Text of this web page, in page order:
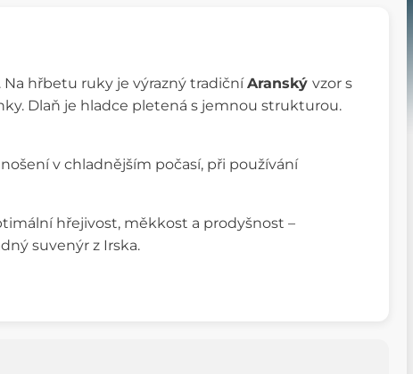
Na hřbetu ruky je výrazný tradičníAranský vzor s
Dlaň je hladce pletená s jemnou strukturou.
v chladnějším počasí, při používání
hřejivost, měkkost a prodyšnost –
suvenýr z Irska.